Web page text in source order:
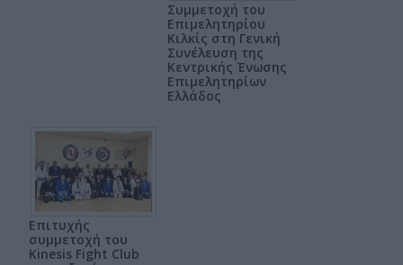
Συμμετοχή του
Επιμελητηρίου
Κιλκίς στη Γενική
Συνέλευση της
Κεντρικής Ένωσης
Επιμελητηρίων
Ελλάδος
Επιτυχής
συμμετοχή του
Kinesis Fight Club